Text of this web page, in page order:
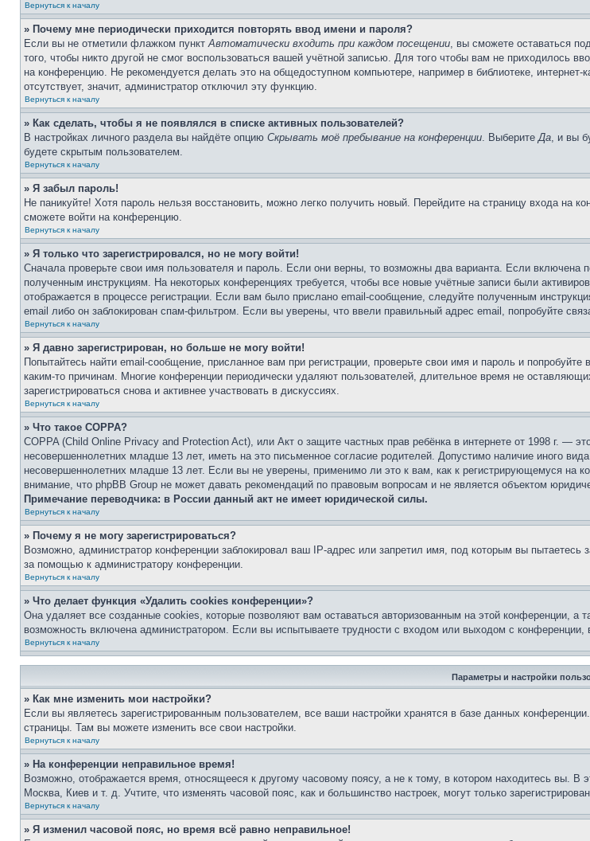
Вернуться к началу
» Почему мне периодически приходится повторять ввод имени и пароля?
Если вы не отметили флажком пунктАвтоматически входить при каждом посещении, вы сможете оставаться
того, чтобы никто другой не смог воспользоваться вашей учётной записью. Для того чтобы вам не приходилось
на конференцию. Не рекомендуется делать это на общедоступном компьютере, например в библиотеке,
отсутствует, значит, администратор отключил эту функцию.
Вернуться к началу
» Как сделать, чтобы я не появлялся в списке активных пользователей?
В настройках личного раздела вы найдёте опцию Скрывать моё пребывание на конференции. ВыберитеДа, и вы
будете скрытым пользователем.
Вернуться к началу
» Я забыл пароль!
Не паникуйте! Хотя пароль нельзя восстановить, можно легко получить новый. Перейдите на страницу входа на
сможете войти на конференцию.
Вернуться к началу
» Я только что зарегистрировался, но не могу войти!
Сначала проверьте свои имя пользователя и пароль. Если они верны, то возможны два варианта. Если включена
полученным инструкциям. На некоторых конференциях требуется, чтобы все новые учётные записи были
отображается в процессе регистрации. Если вам было прислано email-сообщение, следуйте полученным
email либо он заблокирован спам-фильтром. Если вы уверены, что ввели правильный адрес email, попробуйте
Вернуться к началу
» Я давно зарегистрирован, но больше не могу войти!
Попытайтесь найти email-сообщение, присланное вам при регистрации, проверьте свои имя и пароль и
каким-то причинам. Многие конференции периодически удаляют пользователей, длительное время не
зарегистрироваться снова и активнее участвовать в дискуссиях.
Вернуться к началу
» Что такое COPPA?
COPPA (Child Online Privacy and Protection Act), или Акт о защите частных прав ребёнка в интернете от 1998 г. —
несовершеннолетних младше 13 лет, иметь на это письменное согласие родителей. Допустимо наличие иного
несовершеннолетних младше 13 лет. Если вы не уверены, применимо ли это к вам, как к регистрирующемуся на
внимание, что phpBB Group не может давать рекомендаций по правовым вопросам и не является объектом
Примечание переводчика: в России данный акт не имеет юридической силы.
Вернуться к началу
» Почему я не могу зарегистрироваться?
Возможно, администратор конференции заблокировал ваш IP-адрес или запретил имя, под которым вы пытаетесь
за помощью к администратору конференции.
Вернуться к началу
» Что делает функция «Удалить cookies конференции»?
Она удаляет все созданные cookies, которые позволяют вам оставаться авторизованным на этой конференции,
возможность включена администратором. Если вы испытываете трудности с входом или выходом с
Вернуться к началу
Параметры и настройки
» Как мне изменить мои настройки?
Если вы являетесь зарегистрированным пользователем, все ваши настройки хранятся в базе данных
страницы. Там вы можете изменить все свои настройки.
Вернуться к началу
» На конференции неправильное время!
Возможно, отображается время, относящееся к другому часовому поясу, а не к тому, в котором находитесь вы. В
Москва, Киев и т. д. Учтите, что изменять часовой пояс, как и большинство настроек, могут только
Вернуться к началу
» Я изменил часовой пояс, но время всё равно неправильное!